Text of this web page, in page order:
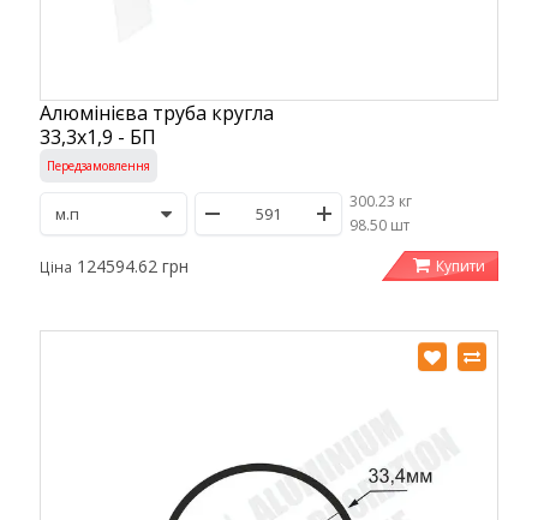
Алюмінієва труба кругла
33,3х1,9 - БП
Передзамовлення
300.23 кг
/98.50 шт
Ціна 124594.62 грн Купити